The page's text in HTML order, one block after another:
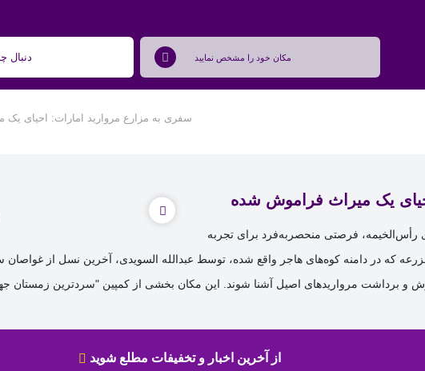
سفری به مزارع مروارید امارات: احیای
یک میراث فراموش‌ شده
در منطقه الرمس، ۱۲ کیلومتری رأس‌الخیمه، فرصتی منحصربه‌فرد برای تجربه
که در دامنه کوه‌های هاجر واقع شده، توسط عبدالله السویدی، آخرین نسل از غواصان
و برداشت مرواریدهای اصیل آشنا شوند. این مکان بخشی از کمپین "سردترین زمستان
از آخرین اخبار و تخفیفات مطلع شوید